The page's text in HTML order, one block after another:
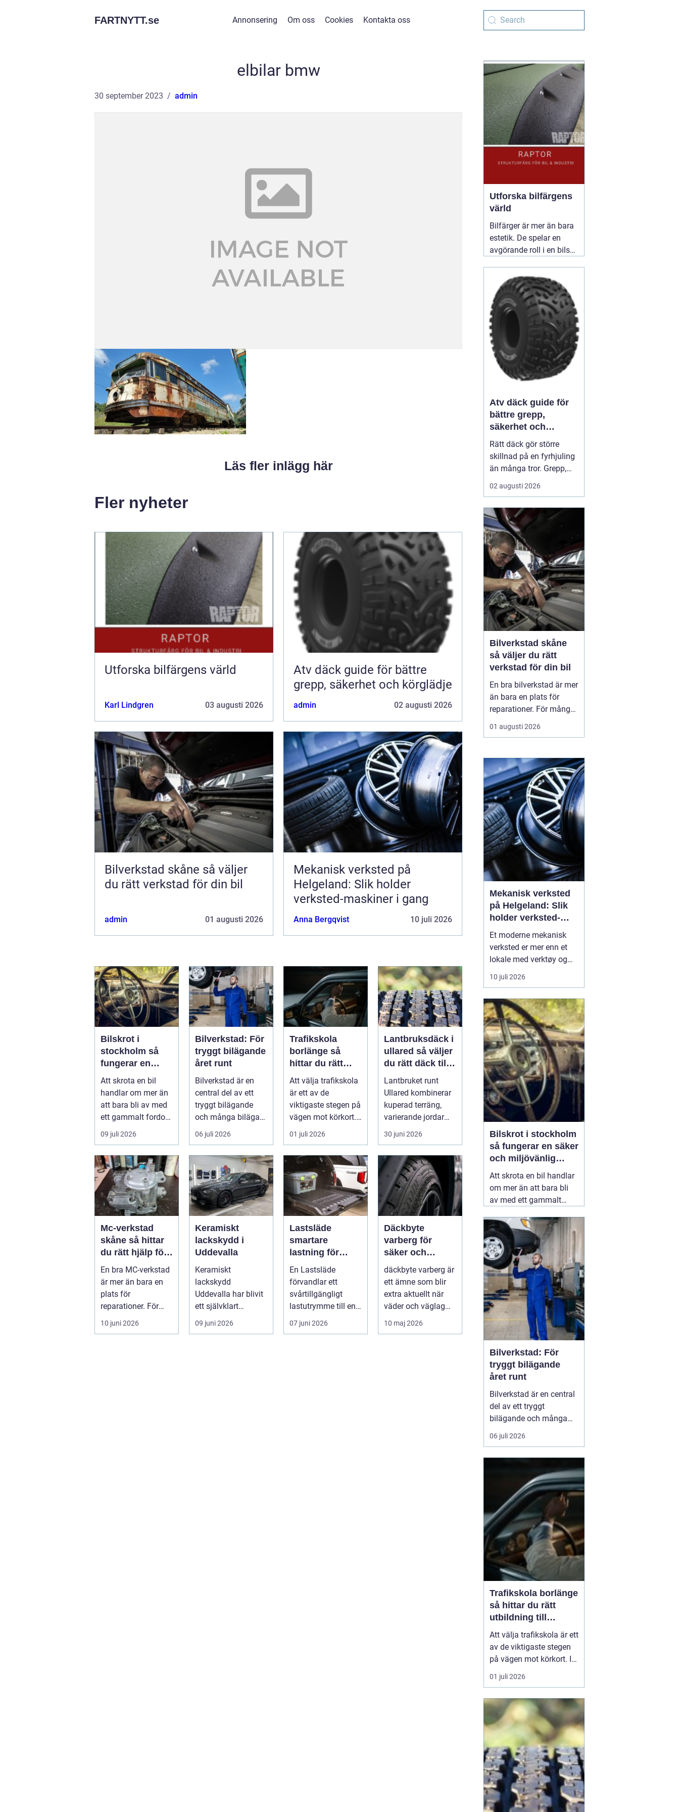
FARTNYTT.se Annonsering Om oss Cookies Kontakta oss
elbilar bmw
30 september 2023 admin
Läs fler inlägg här
Fler nyheter
Utforska bilfärgens värld
Karl Lindgren 03 augusti 2026
Atv däck guide för bättre
grepp, säkerhet och körglädje
admin 02 augusti 2026
Bilverkstad skåne så väljer
du rätt verkstad för din bil
admin 01 augusti 2026
Mekanisk verksted på
Helgeland: Slik holder
verksted-maskiner i gang
Anna Bergqvist 10 juli 2026
Bilskrot i
stockholm så
fungerar en
säker och
miljövänlig
skrotning
Att skrota en bil
handlar om mer än
att bara bli av med
ett gammalt fordon.
En genomtänkt
skrotning ...
09 juli 2026
Bilverkstad: För
tryggt bilägande
året runt
Bilverkstad är en
central del av ett
tryggt bilägande
och många bilägare
letar ...
06 juli 2026
Trafikskola
borlänge så
hittar du rätt
utbildning till
körkortet
Att välja trafikskola
är ett av de
viktigaste stegen på
vägen mot körkort. I
Borlänge finns flera
al...
01 juli 2026
Lantbruksdäck i
ullared så väljer
du rätt däck till
gårdens
maskiner
Lantbruket runt
Ullared kombinerar
kuperad terräng,
varierande jordar
och ofta fuktigt
väder. Valet ...
30 juni 2026
Mc-verkstad
skåne så hittar
du rätt hjälp för
din motorcykel
En bra MC-verkstad
är mer än bara en
plats för
reparationer. För
många
motorcyklister
10 juni 2026
Keramiskt
lackskydd i
Uddevalla
Keramiskt
lackskydd
Uddevalla har blivit
ett självklart
begrepp för bilägare
som vill...
09 juni 2026
Lastsläde
smartare
lastning för
pickup, skåpbil
och personbil
En Lastsläde
förvandlar ett
svårtillgängligt
lastutrymme till en
lättjobbad yta.
Genom att dra ut
07 juni 2026
Däckbyte
varberg för
säker och
smidig körning
Året runt
däckbyte varberg är
ett ämne som blir
extra aktuellt när
väder och väglag
skiftar mellan
sommar och ...
10 maj 2026
Utforska bilfärgens
värld
Bilfärger är mer än bara
estetik. De spelar en
avgörande roll i en bils
man ser en blank röd
sportbil susa förbi,
väcker den en viss
känsla - spänning,
passion, hastighet.03
augusti 2026
Atv däck guide för
bättre grepp,
säkerhet och
körglädje
Rätt däck gör större
skillnad på en fyrhjuling
än många tror. Grepp,
komfort, stabilitet och
hur snabbt däcken slits
vilket mönster, vilken
dimension och vilket
lufttryck som används.
För arbete på gården, lek
i skogen eller kö...
02 augusti 2026
Bilverkstad skåne
så väljer du rätt
verkstad för din bil
En bra bilverkstad är mer
än bara en plats för
reparationer. För många
bilägare i Skåne handlar
valet av verkstad om
säkra resor året runt och
ett rimligt bilägande över
tid. När servicen sköts i
rätt tid, med rätt kunskap
och rä...
01 augusti 2026
Mekanisk verksted
på Helgeland: Slik
holder verksted-
maskiner i gang
Et moderne mekanisk
verksted er mer enn et
lokale med verktøy og
sveiseapparat. For
mange bedrifter er
som sørger for at
maskiner, kjøretøy og
produksjonsutstyr ikke
står stille. Når e...
10 juli 2026
Bilskrot i stockholm
så fungerar en säker
och miljövänlig
skrotning
Att skrota en bil handlar
om mer än att bara bli
av med ett gammalt
skrotning frigör plats,
minskar miljöpåverkan
och gör att värdefulla
resurser kan användas
igen. För den som söker
09 juli 2026
Bilverkstad: För
tryggt bilägande
året runt
Bilverkstad är en central
del av ett tryggt
bilägande och många
bilägare letar efter en
partner som kan hjälpa
livslängd. En modern
verkstad kombinerar
teknisk kompetens, rätt
utrustning och ...
06 juli 2026
Trafikskola borlänge
så hittar du rätt
utbildning till
körkortet
Att välja trafikskola är ett
av de viktigaste stegen
på vägen mot körkort. I
Borlänge finns flera
alternativ, men
kan vara stora. Den som
vill hitta en trafikskola i
Borlänge som passar
både plånbok, tidsplan
och sätt att lära...
01 juli 2026